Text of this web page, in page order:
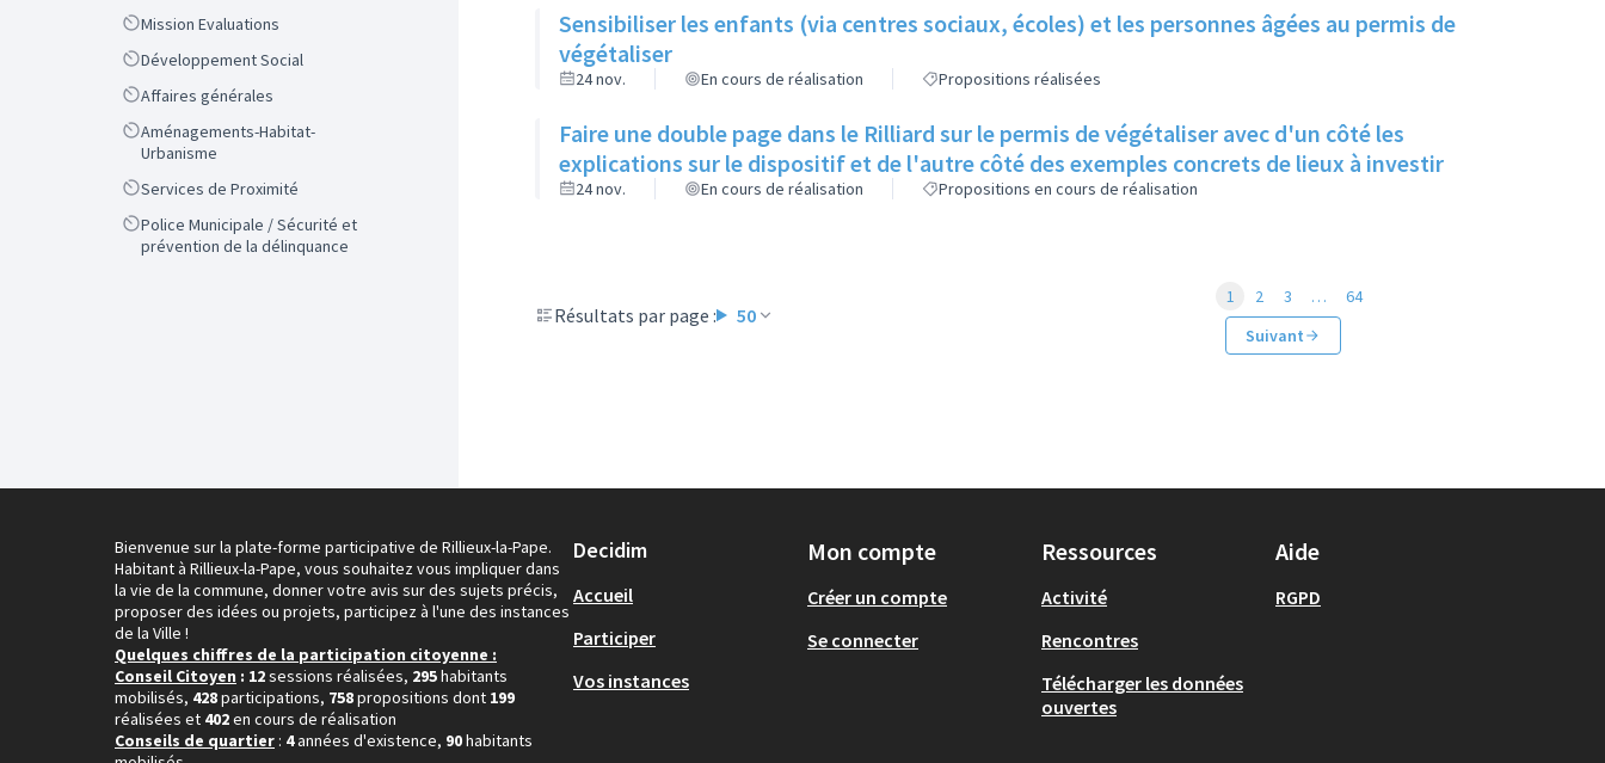
ScopeMission Evaluations
ScopeDéveloppement Social
ScopeAffaires générales
Scope
Aménagements-Habitat-
Urbanisme
ScopeServices de Proximité
Scope
Police Municipale / Sécurité et
prévention de la délinquance
Sensibiliser les enfants (via centres sociaux, écoles) et les personnes âgées au permis de
végétaliser
24 nov. En cours de réalisation Propositions réalisées
Faire une double page dans le Rilliard sur le permis de végétaliser avec d'un côté les
explications sur le dispositif et de l'autre côté des exemples concrets de lieux à investir
24 nov. En cours de réalisation Propositions en cours de réalisation
Résultats par page : 50
1 2 3 …
64
Suivant
Bienvenue sur la plate-forme participative de Rillieux-la-Pape.
Habitant à Rillieux-la-Pape, vous souhaitez vous impliquer dans
la vie de la commune, donner votre avis sur des sujets précis,
proposer des idées ou projets, participez à l'une des instances
de la Ville !
Quelques chiffres de la participation citoyenne :
Conseil Citoyen : 12sessions réalisées, 295habitants
mobilisés, 428participations, 758propositions dont 199
réalisées et 402en cours de réalisation
Conseils de quartier : 4années d'existence, 90habitants
Decidim
Accueil
Participer
Vos instances
Mon compte
Créer un compte
Se connecter
Ressources
Activité
Rencontres
Télécharger les données
ouvertes
Aide
RGPD